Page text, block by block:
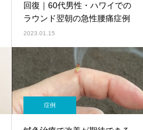
回復｜60代男性・ハワイでの
ラウンド翌朝の急性腰痛症例
2023.01.15
症例